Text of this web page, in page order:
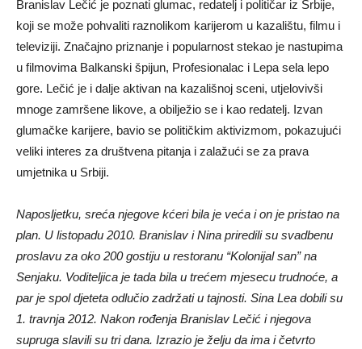
Branislav Lečić je poznati glumac, redatelj i političar iz Srbije,
koji se može pohvaliti raznolikom karijerom u kazalištu, filmu i
televiziji. Značajno priznanje i popularnost stekao je nastupima
u filmovima Balkanski špijun, Profesionalac i Lepa sela lepo
gore. Lečić je i dalje aktivan na kazališnoj sceni, utjelovivši
mnoge zamršene likove, a obilježio se i kao redatelj. Izvan
glumačke karijere, bavio se političkim aktivizmom, pokazujući
veliki interes za društvena pitanja i zalažući se za prava
umjetnika u Srbiji.
Naposljetku, sreća njegove kćeri bila je veća i on je pristao na
plan. U listopadu 2010. Branislav i Nina priredili su svadbenu
proslavu za oko 200 gostiju u restoranu “Kolonijal san” na
Senjaku. Voditeljica je tada bila u trećem mjesecu trudnoće, a
par je spol djeteta odlučio zadržati u tajnosti. Sina Lea dobili su
1. travnja 2012. Nakon rođenja Branislav Lečić i njegova
supruga slavili su tri dana. Izrazio je želju da ima i četvrto